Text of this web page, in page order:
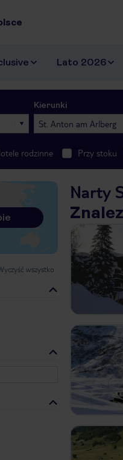
Lato 2026
Kierunki
St. Anton am Arlberg
rodzinne Przy stoku
wszystko
Narty